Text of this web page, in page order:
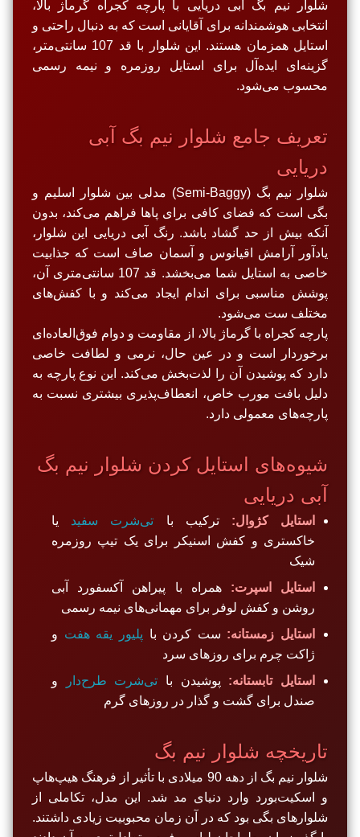
شلوار نیم بگ آبی دریایی با پارچه کجراه گرماژ بالا،
انتخابی هوشمندانه برای آقایانی است که به دنبال راحتی و
استایل همزمان هستند. این شلوار با قد 107 سانتی‌متر،
گزینه‌ای ایده‌آل برای استایل روزمره و نیمه رسمی
محسوب می‌شود.
تعریف جامع شلوار نیم بگ آبی
دریایی
شلوار نیم بگ (Semi-Baggy) مدلی بین شلوار اسلیم و
بگی است که فضای کافی برای پاها فراهم می‌کند، بدون
آنکه بیش از حد گشاد باشد. رنگ آبی دریایی این شلوار،
یادآور آرامش اقیانوس و آسمان صاف است که جذابیت
خاصی به استایل شما می‌بخشد. قد 107 سانتی‌متری آن،
پوشش مناسبی برای اندام ایجاد می‌کند و با کفش‌های
مختلف ست می‌شود.
پارچه کجراه با گرماژ بالا، از مقاومت و دوام فوق‌العاده‌ای
برخوردار است و در عین حال، نرمی و لطافت خاصی
دارد که پوشیدن آن را لذت‌بخش می‌کند. این نوع پارچه به
دلیل بافت مورب خاص، انعطاف‌پذیری بیشتری نسبت به
پارچه‌های معمولی دارد.
شیوه‌های استایل کردن شلوار نیم بگ
آبی دریایی
استایل کژوال: ترکیب با تی‌شرت سفید یا
خاکستری و کفش اسنیکر برای یک تیپ روزمره
شیک
استایل اسپرت: همراه با پیراهن آکسفورد آبی
روشن و کفش لوفر برای مهمانی‌های نیمه رسمی
استایل زمستانه: ست کردن با پلیور یقه هفت و
ژاکت چرم برای روزهای سرد
استایل تابستانه: پوشیدن با تی‌شرت طرح‌دار
و
صندل برای گشت و گذار در روزهای گرم
تاریخچه شلوار نیم بگ
شلوار نیم بگ از دهه 90 میلادی با تأثیر از فرهنگ هیپ‌هاپ
و اسکیت‌بورد وارد دنیای مد شد. این مدل، تکاملی از
شلوارهای بگی بود که در آن زمان محبوبیت زیادی داشتند.